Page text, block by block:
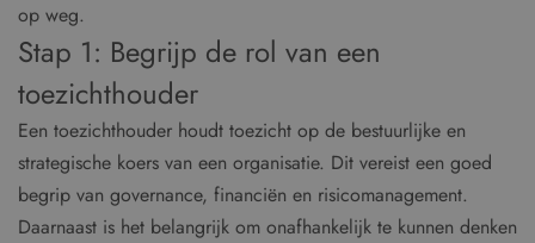
op weg.
Stap 1: Begrijp de rol van een
toezichthouder
Een toezichthouder houdt toezicht op de bestuurlijke en
strategische koers van een organisatie. Dit vereist een goed
begrip van governance, financiën en risicomanagement.
Daarnaast is het belangrijk om onafhankelijk te kunnen denken